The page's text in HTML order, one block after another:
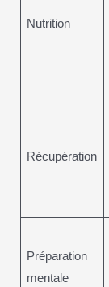
Nutrition
Récupération
Préparation
mentale